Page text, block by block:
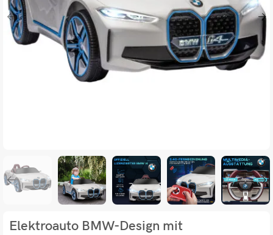
Elektroauto BMW-Design mit